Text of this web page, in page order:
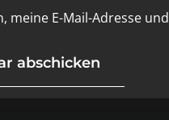
meine E-Mail-Adresse